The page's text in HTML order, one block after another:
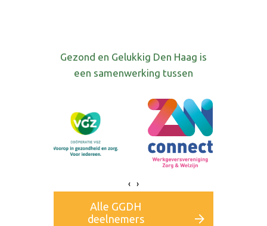
Gezond en Gelukkig Den Haag is
een samenwerking tussen
‹ ›
Alle GGDH
deelnemers